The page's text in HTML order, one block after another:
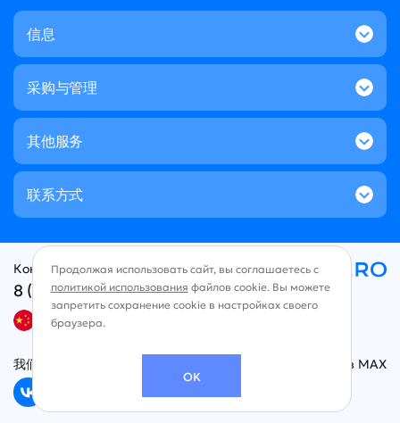
信息
采购与管理
其他服务
联系方式
Контакт-центр:
8 (800) 707-49-96
中文
我们在社交网络上 Чат в MAX
Продолжая использовать сайт, вы соглашаетесь с
политикой использования файлов cookie. Вы можете
запретить сохранение cookie в настройках своего
браузера.
OK